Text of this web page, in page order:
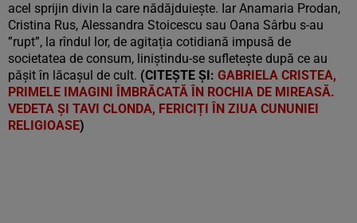
acel sprijin divin la care nădăjduiește. Iar Anamaria Prodan,
Cristina Rus, Alessandra Stoicescu sau Oana Sârbu s-au
”rupt”, la rîndul lor, de agitația cotidiană impusă de
societatea de consum, liniștindu-se sufletește după ce au
pășit în lăcașul de cult. (CITEȘTE ȘI: GABRIELA CRISTEA,
PRIMELE IMAGINI ÎMBRĂCATĂ ÎN ROCHIA DE MIREASĂ.
VEDETA ȘI TAVI CLONDA, FERICIȚI ÎN ZIUA CUNUNIEI
RELIGIOASE)